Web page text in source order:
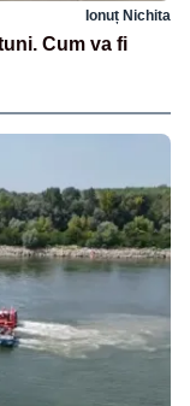
Ionuț Nichita
Cum va fi